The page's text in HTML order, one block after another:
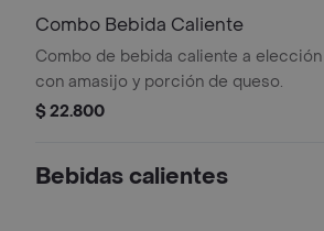
Combo Bebida Caliente
Combo de bebida caliente a elección
con amasijo y porción de queso.
$ 22.800
Bebidas calientes